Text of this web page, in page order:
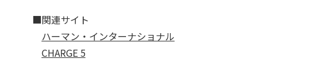
■関連サイト
ハーマン・インターナショナル
CHARGE 5